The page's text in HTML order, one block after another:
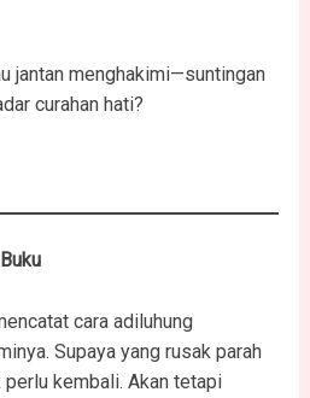
jantan menghakimi—suntingan
curahan hati?
cara adiluhung
Supaya yang rusak parah
kembali. Akan tetapi